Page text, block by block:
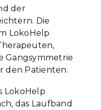
der
Die
LokoHelp
Gangsymmetrie
den Patienten.
LokoHelp
das Laufband